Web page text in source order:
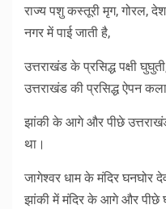
राज्य पशु कस्तूरी मृग, गोरल, देश
नगर में पाई जाती है,
उत्तराखंड के प्रसिद्ध पक्षी
उत्तराखंड की प्रसिद्ध ऐपन
झांकी के आगे और पीछे
था।
जागेश्वर धाम के मंदिर घनघोर
झांकी में मंदिर के आगे और पीछे